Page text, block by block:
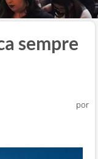
sempre
por